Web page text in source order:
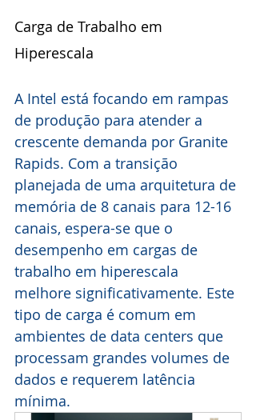
Carga de Trabalho em
Hiperescala
A Intel está focando em rampas
de produção para atender a
crescente demanda por Granite
Rapids. Com a transição
planejada de uma arquitetura de
memória de 8 canais para 12-16
canais, espera-se que o
desempenho em cargas de
trabalho em hiperescala
melhore significativamente. Este
tipo de carga é comum em
ambientes de data centers que
processam grandes volumes de
dados e requerem latência
mínima.